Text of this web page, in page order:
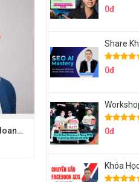
Full khóa học kinh doanh online của hoàng bá tẩu - hoangbatau.com
0đ
0đ
0đ